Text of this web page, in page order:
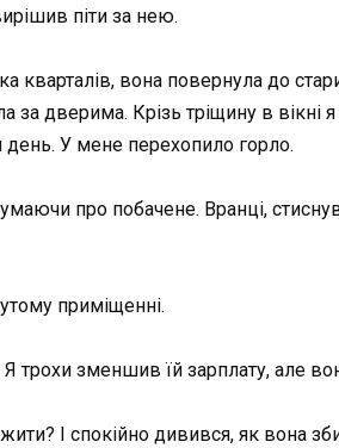
піти за нею.
кварталів, вона повернула до
за дверима. Крізь тріщину в вікні
день. У мене перехопило горло.
про побачене. Вранці,
приміщенні.
трохи зменшив їй зарплату, але
І спокійно дивився, як вона